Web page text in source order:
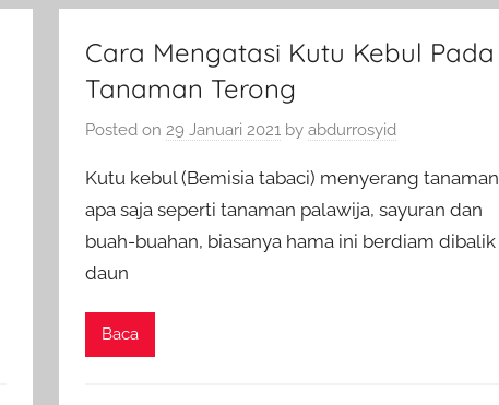
Cara Mengatasi Kutu Kebul Pada
Tanaman Terong
Posted on 29 Januari 2021 byabdurrosyid
Kutu kebul (Bemisia tabaci) menyerang tanaman
apa saja seperti tanaman palawija, sayuran dan
buah-buahan, biasanya hama ini berdiam dibalik
daun
Baca